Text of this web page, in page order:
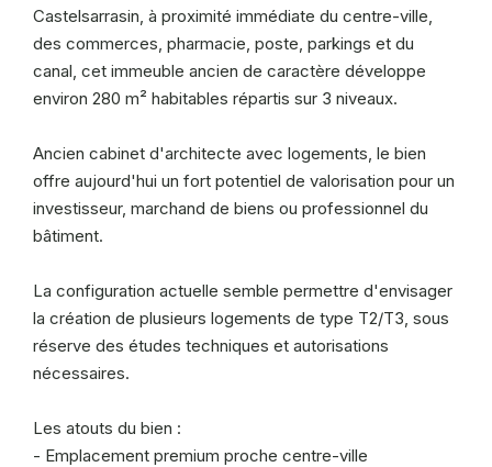
Castelsarrasin, à proximité immédiate du centre-ville,
des commerces, pharmacie, poste, parkings et du
canal, cet immeuble ancien de caractère développe
environ 280 m² habitables répartis sur 3 niveaux.
Ancien cabinet d'architecte avec logements, le bien
offre aujourd'hui un fort potentiel de valorisation pour un
investisseur, marchand de biens ou professionnel du
bâtiment.
La configuration actuelle semble permettre d'envisager
la création de plusieurs logements de type T2/T3, sous
réserve des études techniques et autorisations
nécessaires.
Les atouts du bien :
- Emplacement premium proche centre-ville